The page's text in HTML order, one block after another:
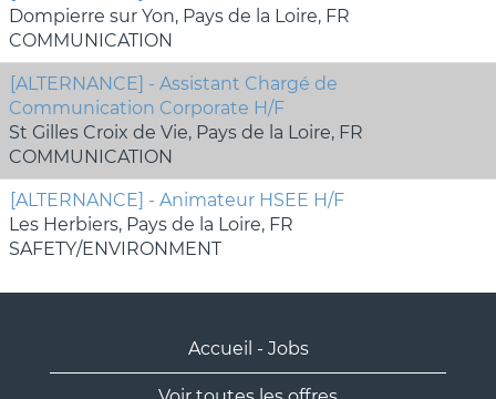
Dompierre sur Yon, Pays de la Loire, FR
COMMUNICATION
[ALTERNANCE] - Assistant Chargé de
Communication Corporate H/F
St Gilles Croix de Vie, Pays de la Loire, FR
COMMUNICATION
[ALTERNANCE] - Animateur HSEE H/F
Les Herbiers, Pays de la Loire, FR
SAFETY/ENVIRONMENT
Accueil - Jobs